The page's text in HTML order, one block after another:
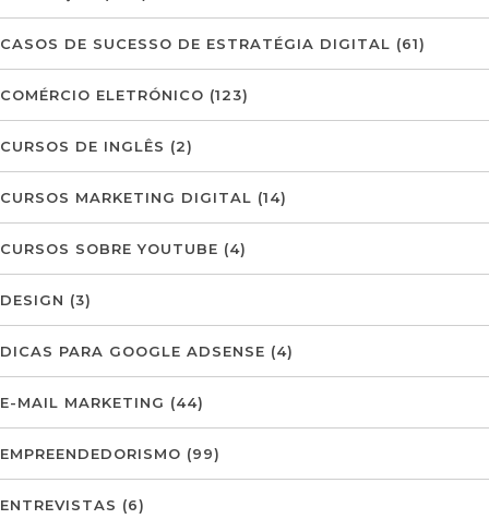
CASOS DE SUCESSO DE ESTRATÉGIA DIGITAL (61)
COMÉRCIO ELETRÓNICO (123)
CURSOS DE INGLÊS (2)
CURSOS MARKETING DIGITAL (14)
CURSOS SOBRE YOUTUBE (4)
DESIGN (3)
DICAS PARA GOOGLE ADSENSE (4)
E-MAIL MARKETING (44)
EMPREENDEDORISMO (99)
ENTREVISTAS (6)